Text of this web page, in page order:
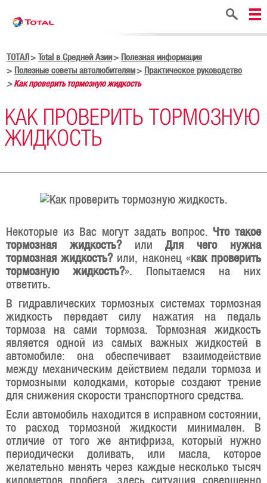
Поиск
ТОТАЛ Total в Средней Азии
Полезная информация
Полезные советы автолюбителям
Практическое руководство
Как проверить тормозную жидкость
КАК ПРОВЕРИТЬ ТОРМОЗНУЮ
ЖИДКОСТЬ
Некоторые из Вас могут задать вопрос. Что такое
тормозная жидкость?илиДля чего нужна
тормозная жидкость?или, наконец «как проверить
тормозную жидкость?». Попытаемся на них
ответить.
В гидравлических тормозных системах тормозная
жидкость передает силу нажатия на педаль
тормоза на сами тормоза. Тормозная жидкость
является одной из самых важных жидкостей в
автомобиле: она обеспечивает взаимодействие
между механическим действием педали тормоза и
тормозными колодками, которые создают трение
для снижения скорости транспортного средства.
Если автомобиль находится в исправном состоянии,
то расход тормозной жидкости минимален. В
отличие от того же антифриза, который нужно
периодически доливать, или масла, которое
желательно менять через каждые несколько тысяч
километров пробега, здесь ситуация совершенно